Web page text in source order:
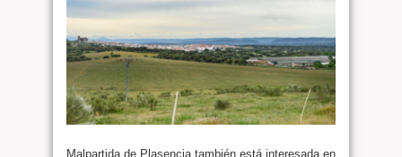
Malpartida de Plasencia también está interesada en